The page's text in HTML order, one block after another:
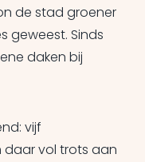
de stad groener
geweest. Sinds
daken bij
vijf
vol trots aan